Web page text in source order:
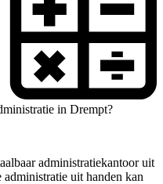
in Drempt?
administratiekantoor uit
uit handen kan